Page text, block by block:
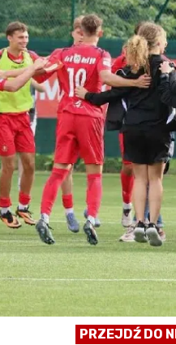
PRZEJDŹ DO